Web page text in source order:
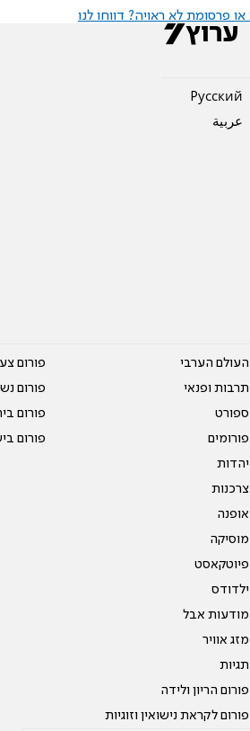
פרסומת לא ראויה? דווחו לנו
Pусский
عربية
העולם הערבי
תרבות ופנאי
ספורט
פורומים
יהדות
צרכנות
אופנה
מוסיקה
פיוטקאסט
ילדודס
מודעות אבל
מזג אוויר
תגיות
פורום הריון ולידה
פורום לקראת נישואין וזוגיות
פורום
פורום
פורום
פורום